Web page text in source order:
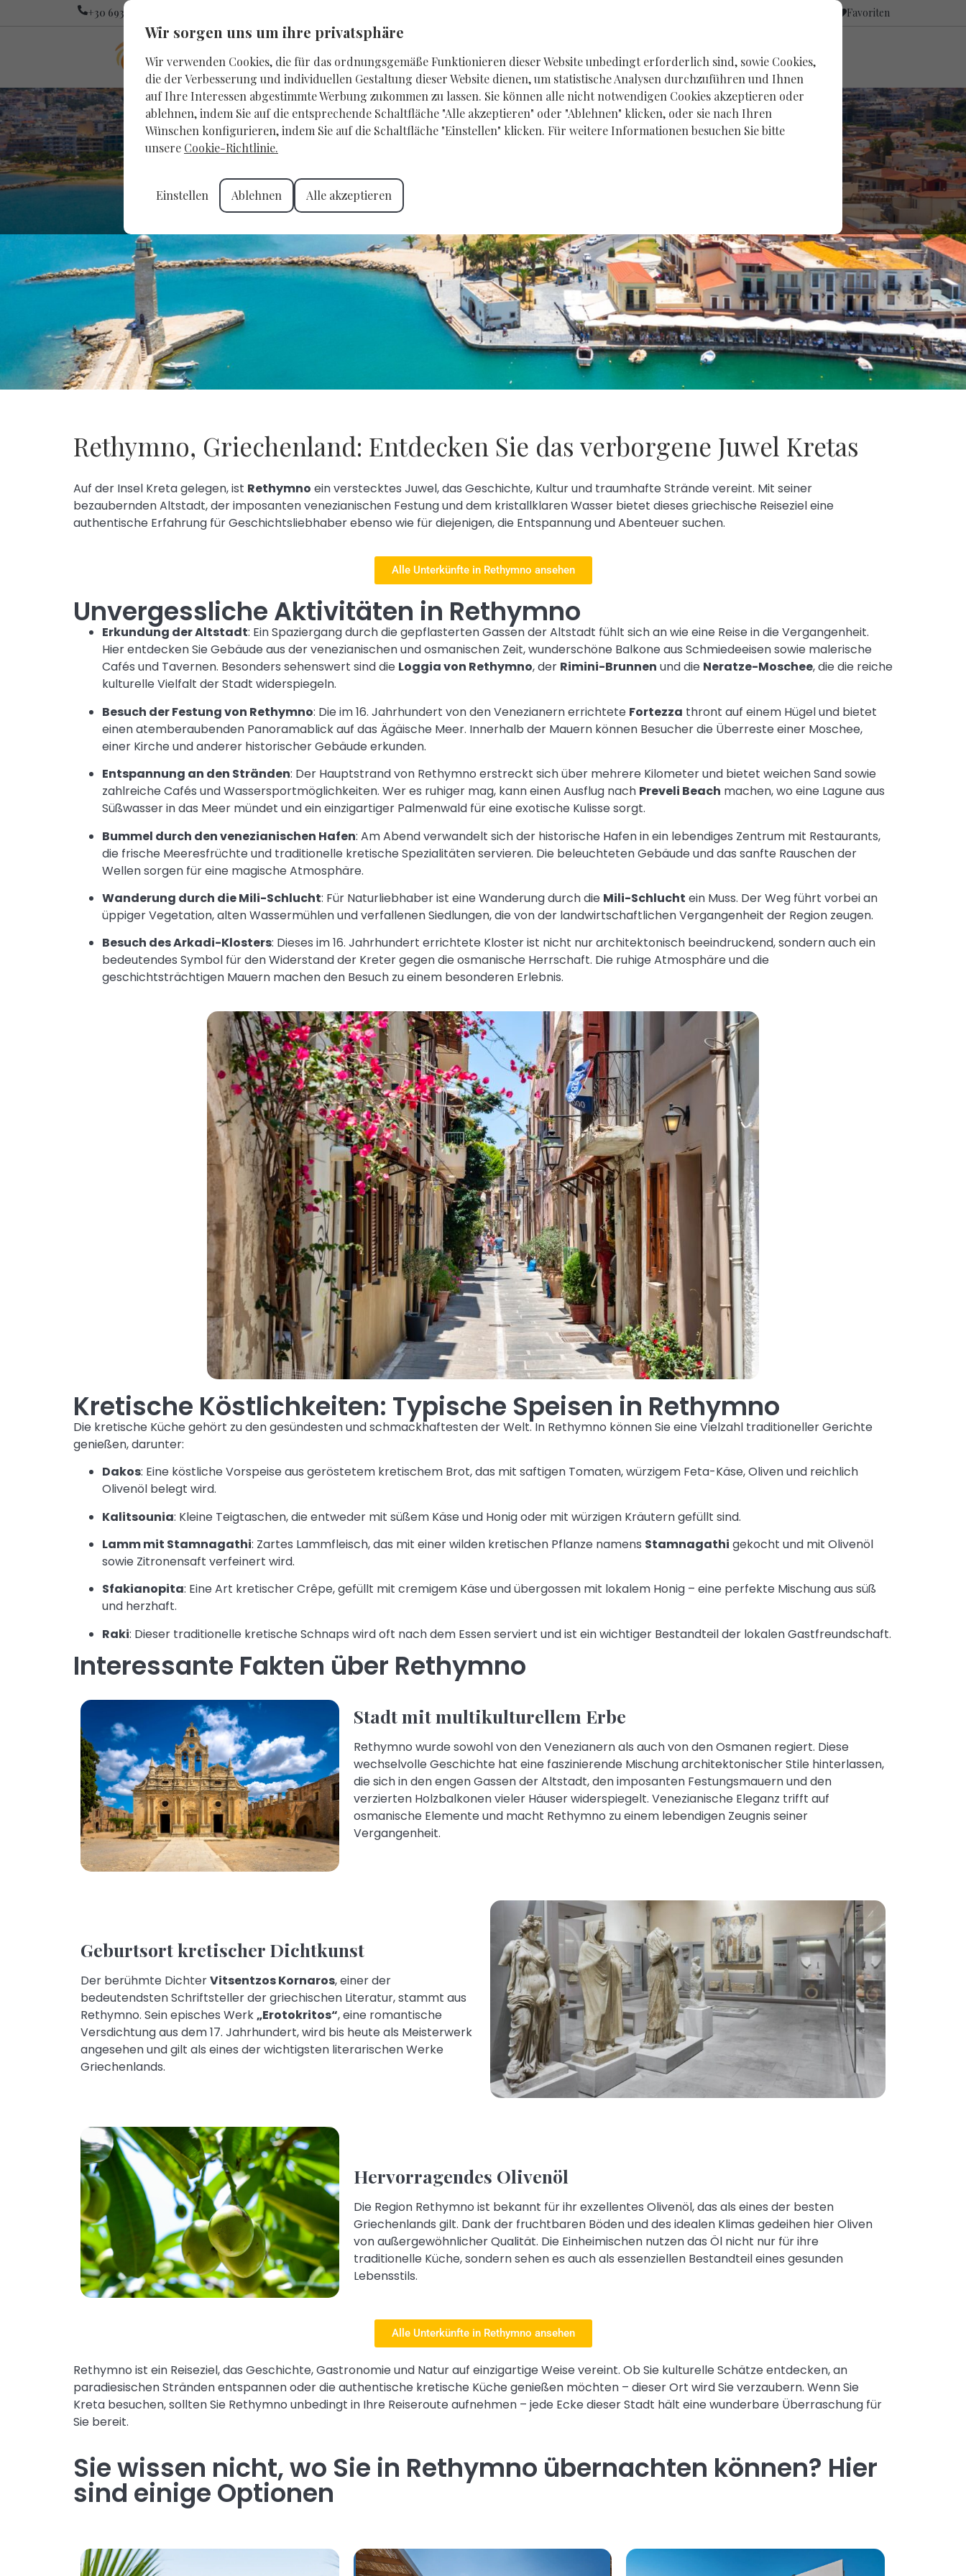
+30 6931 37 1615​ Favoriten
UNTERKUNFT SERVICE EIGENTÜMER OREO TRAVEL OREO GROUP
Rethymno, Griechenland: Entdecken Sie das verborgene Juwel Kretas
Auf der Insel Kreta gelegen, ist Rethymno ein verstecktes Juwel, das Geschichte, Kultur und traumhafte Strände vereint. Mit seiner
bezaubernden Altstadt, der imposanten venezianischen Festung und dem kristallklaren Wasser bietet dieses griechische Reiseziel eine
authentische Erfahrung für Geschichtsliebhaber ebenso wie für diejenigen, die Entspannung und Abenteuer suchen.
Alle Unterkünfte in Rethymno ansehen
Unvergessliche Aktivitäten in Rethymno
Erkundung der Altstadt: Ein Spaziergang durch die gepflasterten Gassen der Altstadt fühlt sich an wie eine Reise in die Vergangenheit.
Hier entdecken Sie Gebäude aus der venezianischen und osmanischen Zeit, wunderschöne Balkone aus Schmiedeeisen sowie malerische
Cafés und Tavernen. Besonders sehenswert sind die Loggia von Rethymno, der Rimini-Brunnen und die Neratze-Moschee, die die reiche
kulturelle Vielfalt der Stadt widerspiegeln.
Besuch der Festung von Rethymno: Die im 16. Jahrhundert von den Venezianern errichtete Fortezza thront auf einem Hügel und bietet
einen atemberaubenden Panoramablick auf das Ägäische Meer. Innerhalb der Mauern können Besucher die Überreste einer Moschee,
einer Kirche und anderer historischer Gebäude erkunden.
Entspannung an den Stränden: Der Hauptstrand von Rethymno erstreckt sich über mehrere Kilometer und bietet weichen Sand sowie
zahlreiche Cafés und Wassersportmöglichkeiten. Wer es ruhiger mag, kann einen Ausflug nach Preveli Beach machen, wo eine Lagune aus
Süßwasser in das Meer mündet und ein einzigartiger Palmenwald für eine exotische Kulisse sorgt.
Bummel durch den venezianischen Hafen: Am Abend verwandelt sich der historische Hafen in ein lebendiges Zentrum mit Restaurants,
die frische Meeresfrüchte und traditionelle kretische Spezialitäten servieren. Die beleuchteten Gebäude und das sanfte Rauschen der
Wellen sorgen für eine magische Atmosphäre.
Wanderung durch die Mili-Schlucht: Für Naturliebhaber ist eine Wanderung durch die Mili-Schlucht ein Muss. Der Weg führt vorbei an
üppiger Vegetation, alten Wassermühlen und verfallenen Siedlungen, die von der landwirtschaftlichen Vergangenheit der Region zeugen.
Besuch des Arkadi-Klosters: Dieses im 16. Jahrhundert errichtete Kloster ist nicht nur architektonisch beeindruckend, sondern auch ein
bedeutendes Symbol für den Widerstand der Kreter gegen die osmanische Herrschaft. Die ruhige Atmosphäre und die
geschichtsträchtigen Mauern machen den Besuch zu einem besonderen Erlebnis.
Kretische Köstlichkeiten: Typische Speisen in Rethymno
Die kretische Küche gehört zu den gesündesten und schmackhaftesten der Welt. In Rethymno können Sie eine Vielzahl traditioneller Gerichte
genießen, darunter:
Dakos: Eine köstliche Vorspeise aus geröstetem kretischem Brot, das mit saftigen Tomaten, würzigem Feta-Käse, Oliven und reichlich
Olivenöl belegt wird.
Kalitsounia: Kleine Teigtaschen, die entweder mit süßem Käse und Honig oder mit würzigen Kräutern gefüllt sind.
Lamm mit Stamnagathi: Zartes Lammfleisch, das mit einer wilden kretischen Pflanze namens Stamnagathi gekocht und mit Olivenöl
sowie Zitronensaft verfeinert wird.
Sfakianopita: Eine Art kretischer Crêpe, gefüllt mit cremigem Käse und übergossen mit lokalem Honig – eine perfekte Mischung aus süß
und herzhaft.
Raki: Dieser traditionelle kretische Schnaps wird oft nach dem Essen serviert und ist ein wichtiger Bestandteil der lokalen Gastfreundschaft.
Interessante Fakten über Rethymno
Stadt mit multikulturellem Erbe
Rethymno wurde sowohl von den Venezianern als auch von den Osmanen regiert. Diese
wechselvolle Geschichte hat eine faszinierende Mischung architektonischer Stile hinterlassen,
die sich in den engen Gassen der Altstadt, den imposanten Festungsmauern und den
verzierten Holzbalkonen vieler Häuser widerspiegelt. Venezianische Eleganz trifft auf
osmanische Elemente und macht Rethymno zu einem lebendigen Zeugnis seiner
Vergangenheit.
Geburtsort kretischer Dichtkunst
Der berühmte DichterVitsentzos Kornaros, einer der
bedeutendsten Schriftsteller der griechischen Literatur, stammt aus
Rethymno. Sein episches Werk „Erotokritos“, eine romantische
Versdichtung aus dem 17. Jahrhundert, wird bis heute als Meisterwerk
angesehen und gilt als eines der wichtigsten literarischen Werke
Griechenlands.
Hervorragendes Olivenöl
Die Region Rethymno ist bekannt für ihr exzellentes Olivenöl, das als eines der besten
Griechenlands gilt. Dank der fruchtbaren Böden und des idealen Klimas gedeihen hier Oliven
von außergewöhnlicher Qualität. Die Einheimischen nutzen das Öl nicht nur für ihre
traditionelle Küche, sondern sehen es auch als essenziellen Bestandteil eines gesunden
Lebensstils.
Alle Unterkünfte in Rethymno ansehen
Rethymno ist ein Reiseziel, das Geschichte, Gastronomie und Natur auf einzigartige Weise vereint. Ob Sie kulturelle Schätze entdecken, an
paradiesischen Stränden entspannen oder die authentische kretische Küche genießen möchten – dieser Ort wird Sie verzaubern. Wenn Sie
Kreta besuchen, sollten Sie Rethymno unbedingt in Ihre Reiseroute aufnehmen – jede Ecke dieser Stadt hält eine wunderbare Überraschung für
Sie bereit.
Sie wissen nicht, wo Sie in Rethymno übernachten können? Hier
sind einige Optionen
Wir sorgen uns um ihre privatsphäre
Wir verwenden Cookies, die für das ordnungsgemäße Funktionieren dieser Website unbedingt erforderlich sind, sowie Cookies,
die der Verbesserung und individuellen Gestaltung dieser Website dienen, um statistische Analysen durchzuführen und Ihnen
auf Ihre Interessen abgestimmte Werbung zukommen zu lassen. Sie können alle nicht notwendigen Cookies akzeptieren oder
ablehnen, indem Sie auf die entsprechende Schaltfläche "Alle akzeptieren" oder "Ablehnen" klicken, oder sie nach Ihren
Wünschen konfigurieren, indem Sie auf die Schaltfläche "Einstellen" klicken. Für weitere Informationen besuchen Sie bitte
unsere Cookie-Richtlinie.
Einstellen Ablehnen Alle akzeptieren